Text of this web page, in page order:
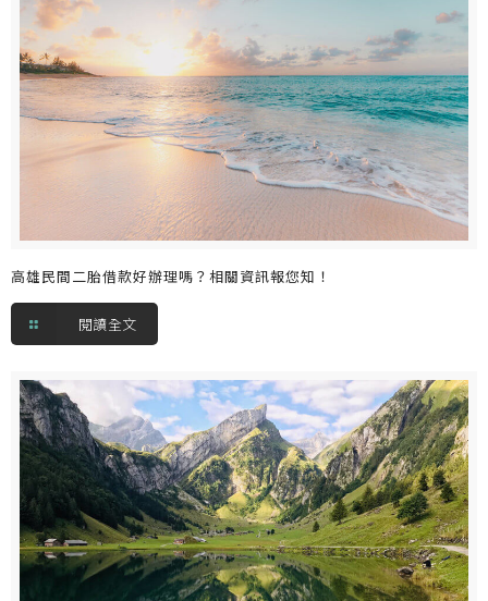
高雄民間二胎借款好辦理嗎？相關資訊報您知！
閱讀全文